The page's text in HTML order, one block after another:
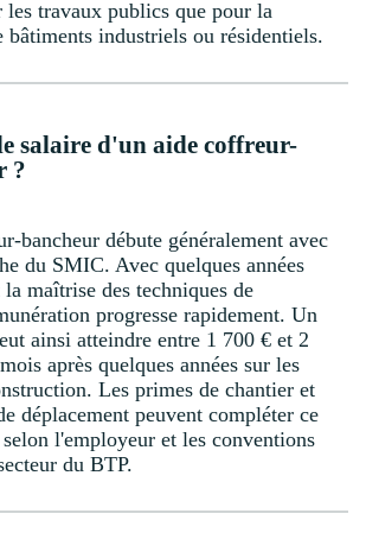
les travaux publics que pour la
bâtiments industriels ou résidentiels.
salaire d'un aide coffreur-
?
bancheur débute généralement avec
du SMIC. Avec quelques années
maîtrise des techniques de
progresse rapidement. Un
ainsi atteindre entre 1 700 € et 2
après quelques années sur les
Les primes de chantier et
déplacement peuvent compléter ce
selon l'employeur et les conventions
du BTP.